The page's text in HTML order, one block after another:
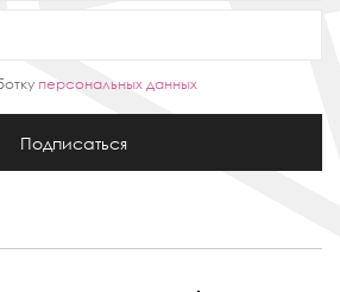
персональных данных
Подписаться